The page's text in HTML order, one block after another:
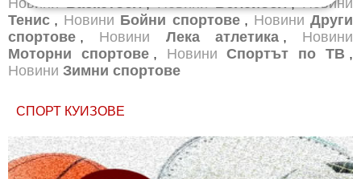
Тенис , Новини Бойни спортове , Новини Други
спортове , Новини Лека атлетика , Новини
Моторни спортове , Новини Спортът по ТВ ,
Новини Зимни спортове
СПОРТ КУИЗОВЕ